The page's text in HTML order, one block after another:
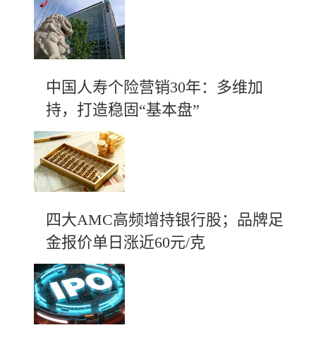
中国人寿个险营销30年：多维加
持，打造稳固“基本盘”
四大AMC高频增持银行股；品牌足
金报价单日涨近60元/克